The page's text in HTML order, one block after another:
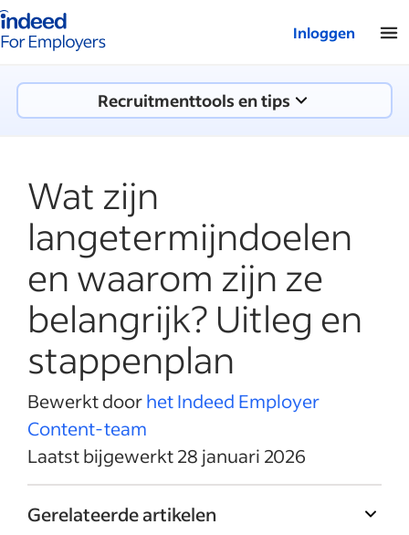
van Indeed - Voor werkgevers
Inloggen
Recruitmenttools en tips
Wat zijn
langetermijndoelen
en waarom zijn ze
belangrijk? Uitleg en
stappenplan
Bewerkt doorhet Indeed Employer
Content-team
Laatst bijgewerkt 28 januari 2026
Gerelateerde artikelen